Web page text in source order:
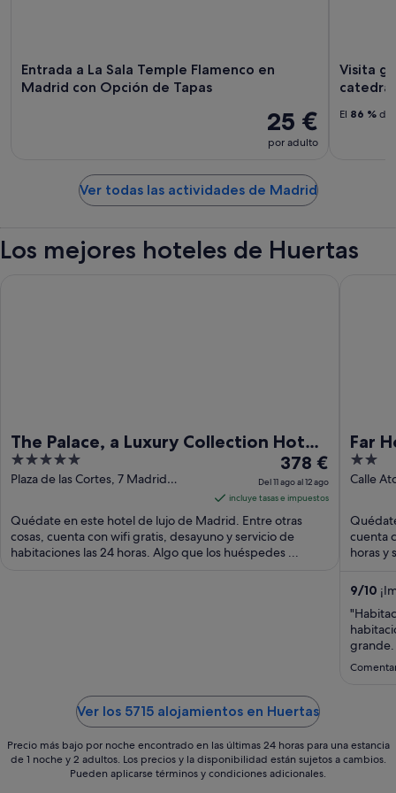
Entrada a La Sala Temple Flamenco en
Madrid con Opción de Tapas
25 €
por adulto
Visita
El 86 % de
Ver todas las actividades de Madrid
Los mejores hoteles de Huertas
The Palace, a Luxury Collection Hotel,
Madrid
5
out
5
Plaza de las Cortes, 7 Madrid
El
precio
es
de
378 €
por
378 €
Del 11 ago al 12 ago
incluye tasas e impuestos
Quédate en este hotel de lujo de Madrid. Entre otras
cosas, cuenta con wifi gratis, desayuno y servicio de
habitaciones las 24 horas. Algo que los huéspedes ...
Far
2
out
5
Calle
cuenta
horas y
9/10
grande.
centro
Ver los 5715 alojamientos en Huertas
Precio más bajo por noche encontrado en las últimas 24 horas para una estancia
de 1 noche y 2 adultos. Los precios y la disponibilidad están sujetos a cambios.
Pueden aplicarse términos y condiciones adicionales.